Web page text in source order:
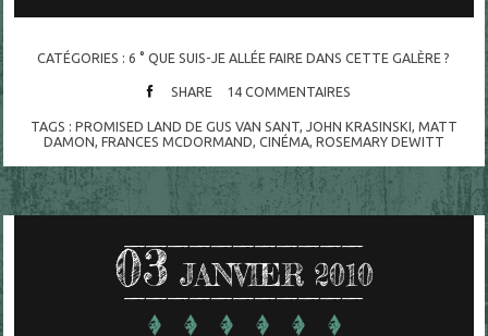
CATÉGORIES :6 ° QUE SUIS-JE ALLÉE FAIRE DANS CETTE GALÈRE ?
SHARE 14 COMMENTAIRES
TAGS : PROMISED LAND DE GUS VAN SANT, JOHN KRASINSKI, MATT
DAMON, FRANCES MCDORMAND, CINÉMA, ROSEMARY DEWITT
03 JANVIER 2010